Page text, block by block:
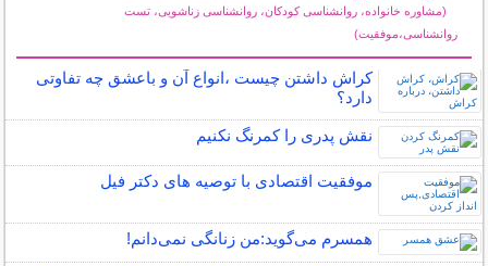
(مشاوره خانواده، روانشناسی کودکان، روانشناسی زناشویی، تست
روانشناسی،موفقیت)
کراش داشتن چیست ،انواع آن و باعشق چه تفاوتی
دارد؟
نقش پدری را کمرنگ نکنیم
موفقیت اقتصادی با توصیه های دکتر فیل
همسرم می‌گوید:من زنانگی نمی‌دانم!